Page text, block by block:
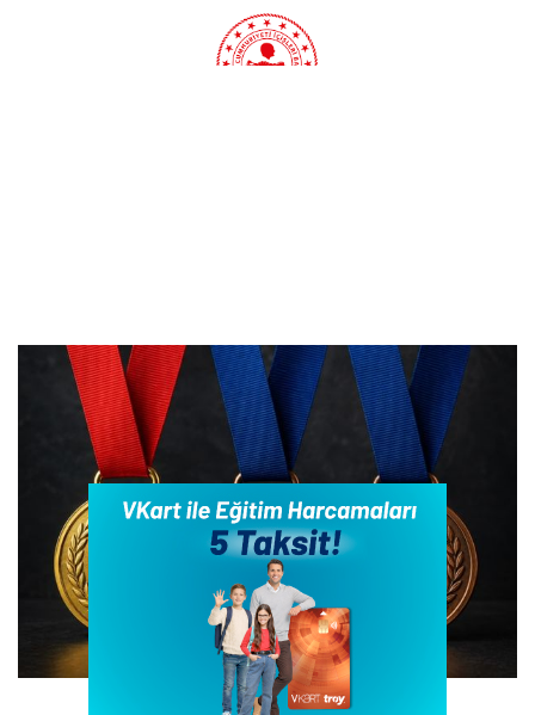
Türkiye’ye Nükleer Bilim Olimpiyatı’nda 4
Madalya